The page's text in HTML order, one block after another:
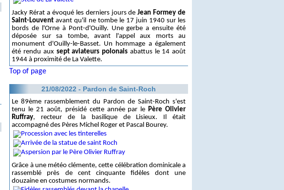
Jacky Rérat a évoqué les derniers jours deJean Formey de
Saint-Louvent avant qu'il ne tombe le 17 juin 1940 sur les
bords de l'Orne à Pont-d'Ouilly. Une gerbe a ensuite été
déposée sur sa tombe, avant l'appel aux morts au
monument d'Ouilly-le-Basset. Un hommage a également
été rendu aux sept aviateurs polonais abattus le 14 août
1944 à proximité de La Valette.
Top of page
21/08/2022 - Pardon de Saint-Roch
Le 89ème rassemblement du Pardon de Saint-Roch s'est
tenu le 21 août, présidé cette année par lePère Olivier
Ruffray, recteur de la basilique de Lisieux. Il était
accompagné des Pères Michel Roger et Pascal Bourey.
Grâce à une météo clémente, cette célébration dominicale a
rassemblé près de cent cinquante fidèles dont une
douzaine en costumes normands.